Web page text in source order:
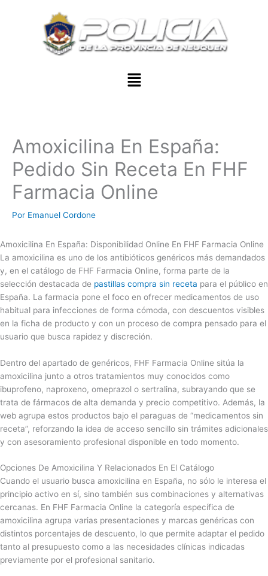
Menu
Amoxicilina En España:
Pedido Sin Receta En FHF
Farmacia Online
Por Emanuel Cordone
Amoxicilina En España: Disponibilidad Online En FHF Farmacia Online
La amoxicilina es uno de los antibióticos genéricos más demandados
y, en el catálogo de FHF Farmacia Online, forma parte de la
selección destacada de pastillas compra sin receta para el público en
España. La farmacia pone el foco en ofrecer medicamentos de uso
habitual para infecciones de forma cómoda, con descuentos visibles
en la ficha de producto y con un proceso de compra pensado para el
usuario que busca rapidez y discreción.
Dentro del apartado de genéricos, FHF Farmacia Online sitúa la
amoxicilina junto a otros tratamientos muy conocidos como
ibuprofeno, naproxeno, omeprazol o sertralina, subrayando que se
trata de fármacos de alta demanda y precio competitivo. Además, la
web agrupa estos productos bajo el paraguas de “medicamentos sin
receta”, reforzando la idea de acceso sencillo sin trámites adicionales
y con asesoramiento profesional disponible en todo momento.
Opciones De Amoxicilina Y Relacionados En El Catálogo
Cuando el usuario busca amoxicilina en España, no sólo le interesa el
principio activo en sí, sino también sus combinaciones y alternativas
cercanas. En FHF Farmacia Online la categoría específica de
amoxicilina agrupa varias presentaciones y marcas genéricas con
distintos porcentajes de descuento, lo que permite adaptar el pedido
tanto al presupuesto como a las necesidades clínicas indicadas
previamente por el profesional sanitario.